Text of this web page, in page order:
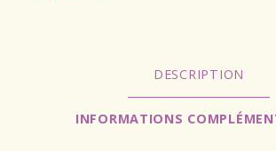
DESCRIPTION
INFORMATIONS